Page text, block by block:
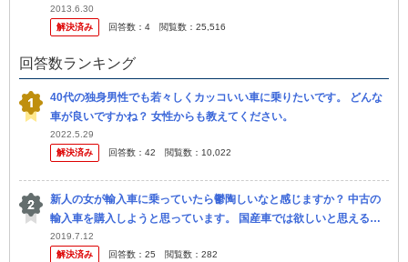
故障、トラブルについて教えて下さい。 ミト自体エクス テリア、エ
ン...
2013.6.30
解決済み
回答数： 4 閲覧数： 25,516
回答数ランキング
40代の独身男性でも若々しくカッコいい車に乗りたいです。 どんな
車が良いですかね？ 女性からも教えてください。
2022.5.29
解決済み
回答数： 42 閲覧数： 10,022
新人の女が輸入車に乗っていたら鬱陶しいなと感じますか？ 中古の
輸入車を購入しようと思っています。 国産車では欲しいと思える車
がありません。 プジョー308、Audi A1 スポーツバック、ア...
2019.7.12
解決済み
回答数： 25 閲覧数： 282